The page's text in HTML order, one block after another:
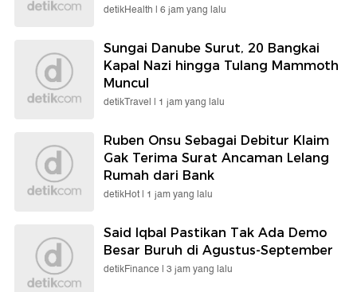
detikHealth | 6 jam yang lalu
Sungai Danube Surut, 20 Bangkai
Kapal Nazi hingga Tulang Mammoth
Muncul
detikTravel | 1 jam yang lalu
Ruben Onsu Sebagai Debitur Klaim
Gak Terima Surat Ancaman Lelang
Rumah dari Bank
detikHot | 1 jam yang lalu
Said Iqbal Pastikan Tak Ada Demo
Besar Buruh di Agustus-September
detikFinance | 3 jam yang lalu